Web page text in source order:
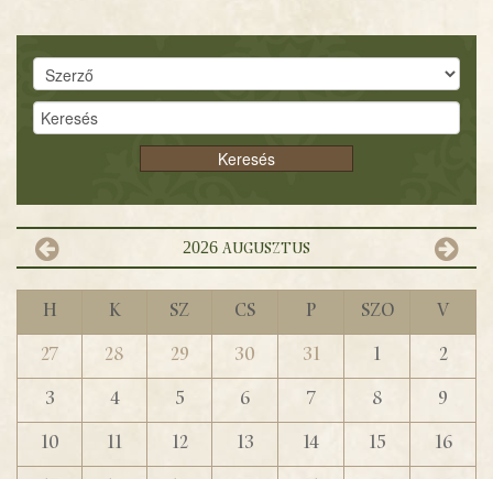
Keresés
2026 augusztus
H K Sz Cs P Szo
V
27
28 29 30 31 1
2
3
4 5 6 7 8
9
10
11 12 13 14 15
16